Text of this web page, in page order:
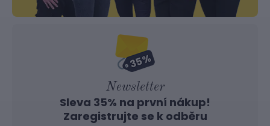
Newsletter
Sleva 35% na první nákup!
Zaregistrujte se k odběru